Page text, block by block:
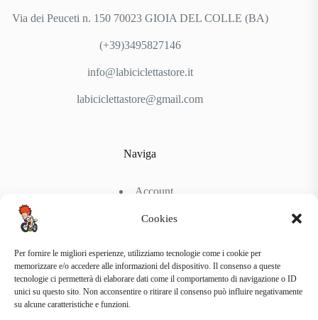
Cookies
Per fornire le migliori esperienze, utilizziamo tecnologie come i cookie per
memorizzare e/o accedere alle informazioni del dispositivo. Il consenso a queste
tecnologie ci permetterà di elaborare dati come il comportamento di navigazione o ID
unici su questo sito. Non acconsentire o ritirare il consenso può influire negativamente
su alcune caratteristiche e funzioni.
Via dei Peuceti n. 150 70023 GIOIA DEL COLLE (BA)
(+39)3495827146
info@labiciclettastore.it
labiciclettastore@gmail.com
Naviga
Account
Chi Siamo
Link Utili